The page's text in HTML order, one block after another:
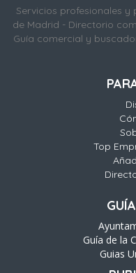
Servicios profesionales y
de Madrid - Directorio
Guía comercial y
Top
Guía de la
Guias